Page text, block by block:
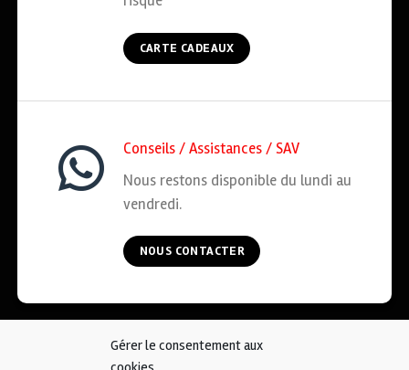
Gérer le consentement aux
CARTE CADEAUX
Conseils / Assistances / SAV
Nous restons disponible du lundi au
vendredi.
NOUS CONTACTER
COOKIES CGV MENTIONS LÉGALES